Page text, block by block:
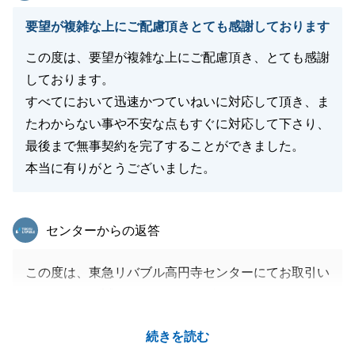
し上げます。
要望が複雑な上にご配慮頂きとても感謝しております
この度は、要望が複雑な上にご配慮頂き、とても感謝
しております。
すべてにおいて迅速かつていねいに対応して頂き、ま
たわからない事や不安な点もすぐに対応して下さり、
最後まで無事契約を完了することができました。
本当に有りがとうございました。
続きを読む
東急リバブル
センターからの返答
この度は、東急リバブル高円寺センターにてお取引い